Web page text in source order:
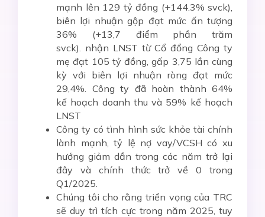
mạnh lên 129 tỷ đồng (+144.3% svck),
biên lợi nhuận gộp đạt mức ấn tượng
36% (+13,7 điểm phần trăm
svck). nhận LNST từ Cổ đổng Công ty
mẹ đạt 105 tỷ đồng, gấp 3,75 lần cùng
kỳ với biên lợi nhuận ròng đạt mức
29,4%. Công ty đã hoàn thành 64%
kế hoạch doanh thu và 59% kế hoạch
LNST
Công ty có tình hình sức khỏe tài chính
lành mạnh, tỷ lệ nợ vay/VCSH có xu
hướng giảm dần trong các năm trở lại
đây và chính thức trở về 0 trong
Q1/2025.
Chúng tôi cho rằng triển vọng của TRC
sẽ duy trì tích cực trong năm 2025, tuy